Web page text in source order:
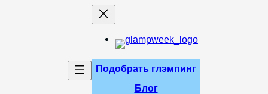
Подобрать глэмпинг
Блог